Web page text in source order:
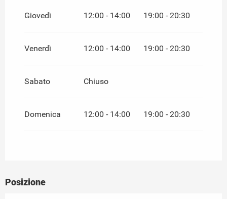
Giovedì 12:00 - 14:00 19:00 - 20:30
Venerdì 12:00 - 14:00 19:00 - 20:30
Sabato Chiuso
Domenica 12:00 - 14:00 19:00 - 20:30
Posizione